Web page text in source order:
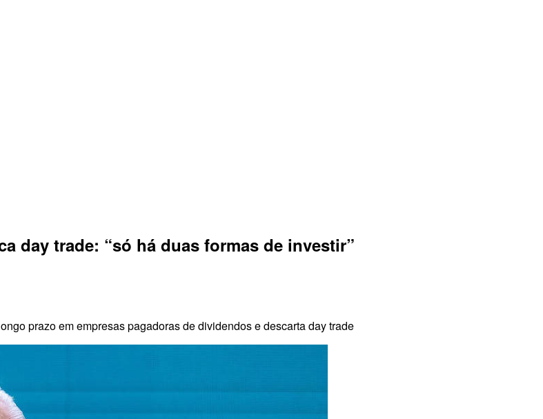
day trade: “só há duas formas de investir”
prazo em empresas pagadoras de dividendos e descarta day trade